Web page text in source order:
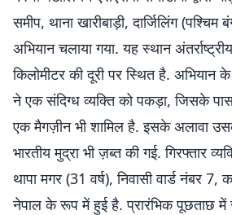
समीप, थाना खारीबाड़ी, दार्जिलिंग (पश्चिम
अभियान चलाया गया. यह स्थान
किलोमीटर की दूरी पर स्थित है. अभियान
ने एक संदिग्ध व्यक्ति को पकड़ा, जिसके
एक मैगज़ीन भी शामिल है. इसके अलावा
भारतीय मुद्रा भी ज़ब्त की गई. गिरफ्तार
थापा मगर (31 वर्ष), निवासी वार्ड नंबर 7,
नेपाल के रूप में हुई है. प्रारंभिक पूछताछ